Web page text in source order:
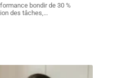
bondir de 30 %
des tâches,…